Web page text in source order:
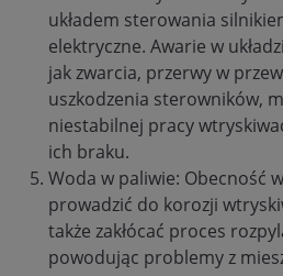
układem sterowania
elektryczne. Awarie w
jak zwarcia, przerwy w
uszkodzenia sterowników,
niestabilnej pracy
ich braku.
Woda w paliwie: Obecność
prowadzić do korozji
także zakłócać proces
powodując problemy z